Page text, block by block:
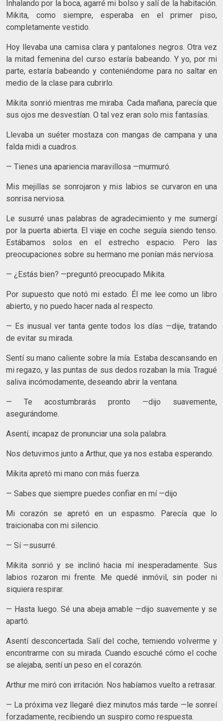
Inhalando por la boca, agarré mi bolso y salí de la habitación.
Mikita, como siempre, esperaba en el primer piso,
completamente vestido.
Hoy llevaba una camisa clara y pantalones negros. Otra vez
la mitad femenina del curso estaría babeando. Y yo, por mi
parte, estaría babeando y conteniéndome para no saltar en
medio de la clase para cubrirlo.
Mikita sonrió mientras me miraba. Cada mañana, parecía que
sus ojos me desvestían. O tal vez eran solo mis fantasías.
Llevaba un suéter mostaza con mangas de campana y una
falda midi a cuadros.
— Tienes una apariencia maravillosa —murmuró.
Mis mejillas se sonrojaron y mis labios se curvaron en una
sonrisa nerviosa.
Le susurré unas palabras de agradecimiento y me sumergí
por la puerta abierta. El viaje en coche seguía siendo tenso.
Estábamos solos en el estrecho espacio. Pero las
preocupaciones sobre su hermano me ponían más nerviosa.
— ¿Estás bien? —preguntó preocupado Mikita.
Por supuesto que notó mi estado. Él me lee como un libro
abierto, y no puedo hacer nada al respecto.
— Es inusual ver tanta gente todos los días —dije, tratando
de evitar su mirada.
Sentí su mano caliente sobre la mía. Estaba descansando en
mi regazo, y las puntas de sus dedos rozaban la mía. Tragué
saliva incómodamente, deseando abrir la ventana.
— Te acostumbrarás pronto —dijo suavemente,
asegurándome.
Asentí, incapaz de pronunciar una sola palabra.
Nos detuvimos junto a Arthur, que ya nos estaba esperando.
Mikita apretó mi mano con más fuerza.
— Sabes que siempre puedes confiar en mí —dijo
Mi corazón se apretó en un espasmo. Parecía que lo
traicionaba con mi silencio.
— Sí —susurré.
Mikita sonrió y se inclinó hacia mí inesperadamente. Sus
labios rozaron mi frente. Me quedé inmóvil, sin poder ni
siquiera respirar.
— Hasta luego. Sé una abeja amable —dijo suavemente y se
apartó.
Asentí desconcertada. Salí del coche, temiendo volverme y
encontrarme con su mirada. Cuando escuché cómo el coche
se alejaba, sentí un peso en el corazón.
Arthur me miró con irritación. Nos habíamos vuelto a retrasar.
— La próxima vez llegaré diez minutos más tarde —le sonreí
forzadamente, recibiendo un suspiro como respuesta.